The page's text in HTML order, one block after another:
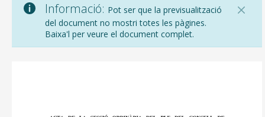
Informació: Pot ser que la previsualització
del document no mostri totes les pàgines.
Baixa'l per veure el document complet.